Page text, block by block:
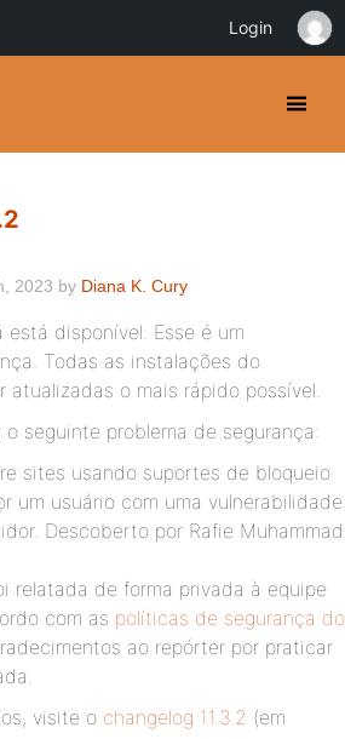
2023 by Diana K. Cury
está disponível. Esse é um
Todas as instalações do
atualizadas o mais rápido possível.
o seguinte problema de segurança:
sites usando suportes de bloqueio
um usuário com uma vulnerabilidade
Descoberto por Rafie Muhammad
relatada de forma privada à equipe
com as políticas de segurança do
ao repórter por praticar
visite o changelog 11.3.2 (em
Login